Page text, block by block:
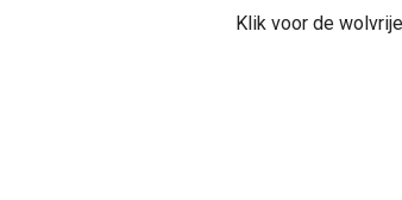
Klik voor de